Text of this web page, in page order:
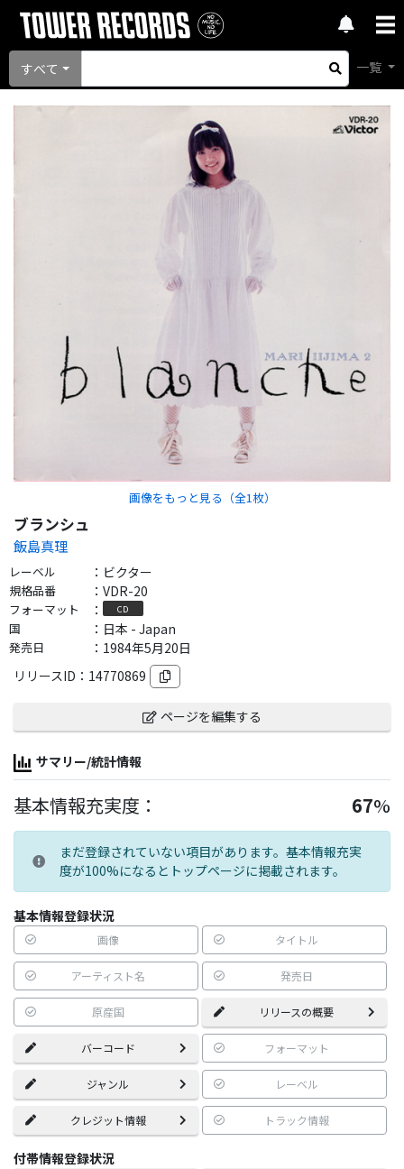
すべて 一覧
画像をもっと見る（全1枚）
ブランシュ
飯島真理
レーベル ： ビクター
規格品番 ： VDR-20
フォーマット ： CD
国 ： 日本 - Japan
発売日 ： 1984年5月20日
リリースID： 14770869
ページを編集する
サマリー/統計情報
基本情報充実度： 67%
まだ登録されていない項目があります。基本情報充実
度が100%になるとトップページに掲載されます。
基本情報登録状況
画像 タイトル
アーティスト名 発売日
原産国 リリースの概要
バーコード フォーマット
ジャンル レーベル
クレジット情報 トラック情報
付帯情報登録状況